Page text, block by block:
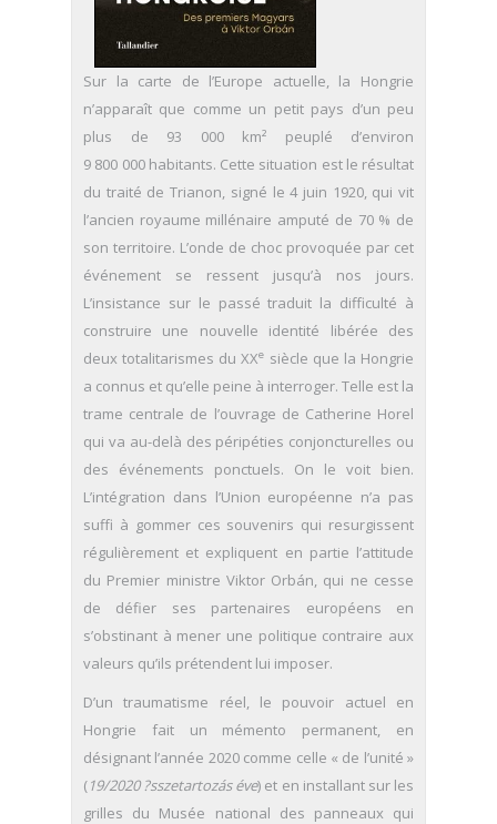
Sur la carte de l’Europe actuelle, la Hongrie
n’apparaît que comme un petit pays d’un peu
plus de 93 000 km² peuplé d’environ
9 800 000 habitants. Cette situation est le résultat
du traité de Trianon, signé le 4 juin 1920, qui vit
l’ancien royaume millénaire amputé de 70 % de
son territoire. L’onde de choc provoquée par cet
événement se ressent jusqu’à nos jours.
L’insistance sur le passé traduit la difficulté à
construire une nouvelle identité libérée des
deux totalitarismes du XXe siècle que la Hongrie
a connus et qu’elle peine à interroger. Telle est la
trame centrale de l’ouvrage de Catherine Horel
qui va au-delà des péripéties conjoncturelles ou
des événements ponctuels. On le voit bien.
L’intégration dans l’Union européenne n’a pas
suffi à gommer ces souvenirs qui resurgissent
régulièrement et expliquent en partie l’attitude
du Premier ministre Viktor Orbán, qui ne cesse
de défier ses partenaires européens en
s’obstinant à mener une politique contraire aux
valeurs qu’ils prétendent lui imposer.
D’un traumatisme réel, le pouvoir actuel en
Hongrie fait un mémento permanent, en
désignant l’année 2020 comme celle « de l’unité »
(19/2020 ?sszetartozás éve) et en installant sur les
grilles du Musée national des panneaux qui